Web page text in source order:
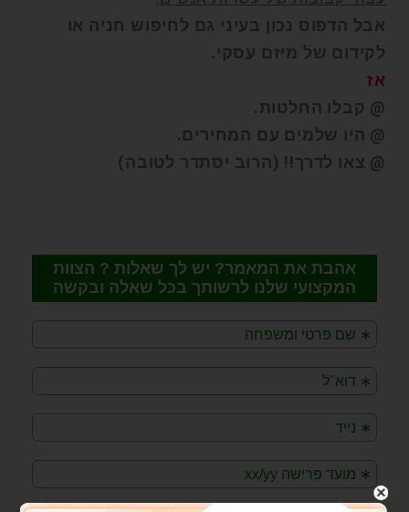
אבל הדפוס נכון בעיני גם לחיפוש חניה או
לקידום של מיזם עסקי.
אז
@ קבלו החלטות.
@ היו שלמים עם המחירים.
@ צאו לדרך!! (הרוב יסתדר לטובה)